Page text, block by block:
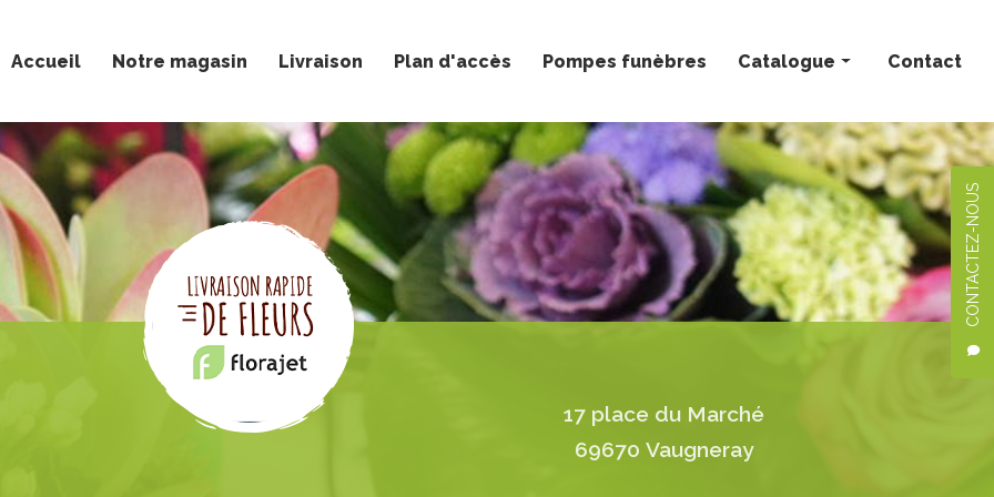
CONTACTEZ-NOUS
Accueil Notre magasin Livraison Plan d'accès Pompes funèbres Catalogue
Bouquets personnalisés
Compositions florales
Deuil
Mariage
Plantes
Contact
17 place du Marché
69670 Vaugneray